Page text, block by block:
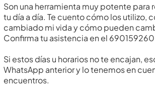
Son una herramienta muy potente para
tu día a día. Te cuento cómo los utilizo,
cambiado mi vida y cómo pueden
Confirma tu asistencia en el
Si estos días u horarios no te encajan,
WhatsApp anterior y lo tenemos en
encuentros.